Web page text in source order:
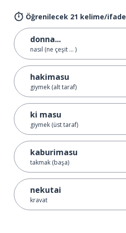
Öğrenilecek 21 kelime/ifade
donna...
nasıl (ne çeşit ... )
hakimasu
giymek (alt taraf)
ki masu
giymek (üst taraf)
kaburimasu
takmak (başa)
nekutai
kravat